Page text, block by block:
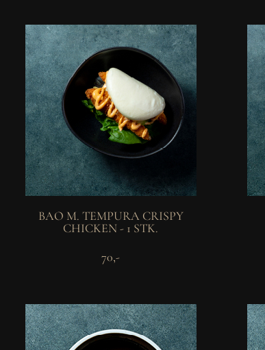
BAO M. TEMPURA CRISPY
CHICKEN - 1 STK.
70,-